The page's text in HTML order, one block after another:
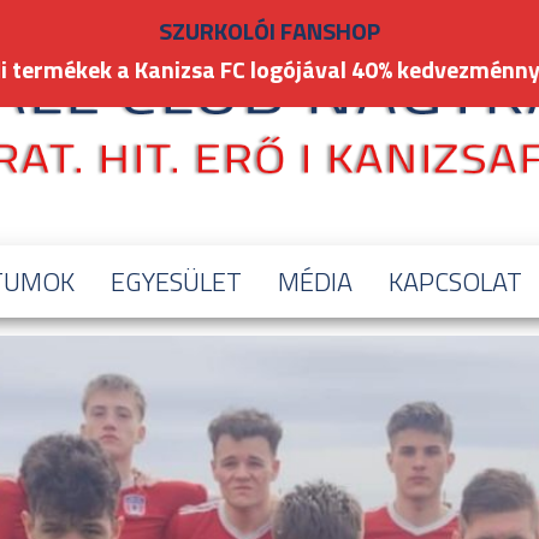
EGYESÜLET MÉDIA KAPCSOLAT
SZURKOLÓI FANSHOP
termékek a Kanizsa FC logójával 40%